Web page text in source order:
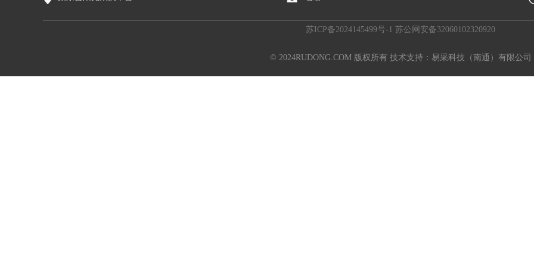
苏ICP备2024145499号-1 苏公网安备32060102320920
© 2024RUDONG.COM 版权所有 技术支持：易采科技（南通）有限公司